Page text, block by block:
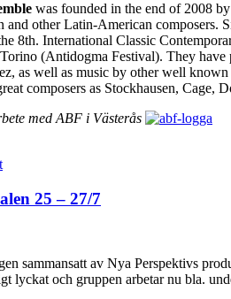
was founded in the end of 2008
other Latin-American composers.
8th. International Classic
(Antidogma Festival). They
as well as music by other well
composers as Stockhausen, Cage,
med ABF i Västerås
25 – 27/7
sammansatt av Nya Perspektivs
lyckat och gruppen arbetar nu bla.